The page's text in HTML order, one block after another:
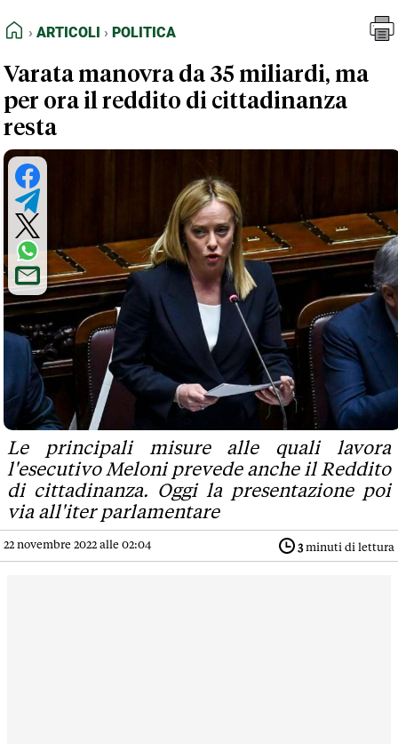
FEED RSS
NORMATIVE DEONTOLOGICHE
TERMINI e CONDIZIONI
HOME
ARTICOLI POLITICA
Varata manovra da 35 miliardi, ma
per ora il reddito di cittadinanza
resta
Le principali misure alle quali lavora
l'esecutivo Meloni prevede anche il Reddito
di cittadinanza. Oggi la presentazione poi
via all'iter parlamentare
22 novembre 2022 alle 02:04 3minuti di lettura